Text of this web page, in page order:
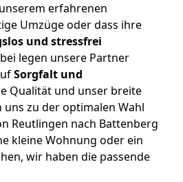
erfahrenen
Umzüge oder dass ihre
und stressfrei
legen unsere Partner
Sorgfalt und
Qualität und unser breite
uns zu der optimalen Wahl
Reutlingen nach Battenberg
kleine Wohnung oder ein
wir haben die passende